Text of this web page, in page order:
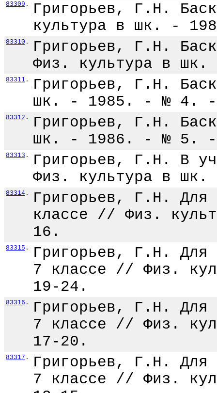
83309 .
Григорьев, Г.Н.
культура в шк. -
83310 .
Григорьев, Г.Н.
Физ. культура в
83311 .
Григорьев, Г.Н.
шк. - 1985. - № 4.
83312 .
Григорьев, Г.Н.
шк. - 1986. - № 5.
83313 .
Григорьев, Г.Н. В
Физ. культура в
83314 .
Григорьев, Г.Н. Для
классе // Физ.
16.
83315 .
Григорьев, Г.Н. Для
7 классе // Физ.
19-24.
83316 .
Григорьев, Г.Н. Для
7 классе // Физ.
17-20.
83317 .
Григорьев, Г.Н. Для
7 классе // Физ.